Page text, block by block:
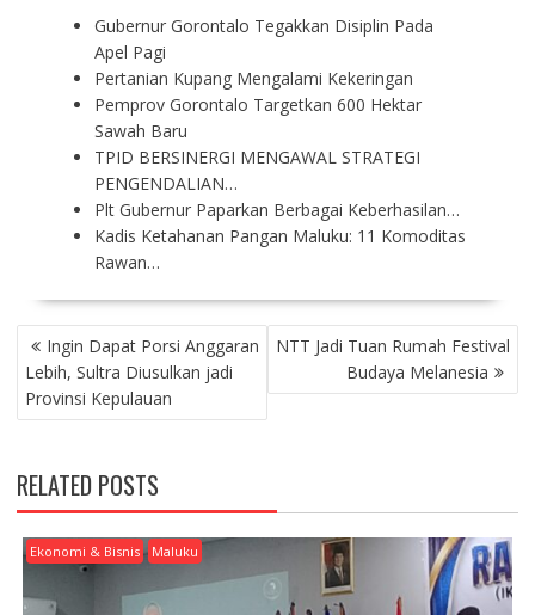
Gubernur Gorontalo Tegakkan Disiplin Pada
Apel Pagi
Pertanian Kupang Mengalami Kekeringan
Pemprov Gorontalo Targetkan 600 Hektar
Sawah Baru
TPID BERSINERGI MENGAWAL STRATEGI
PENGENDALIAN…
Plt Gubernur Paparkan Berbagai Keberhasilan…
Kadis Ketahanan Pangan Maluku: 11 Komoditas
Rawan…
P
O
S
T
A
V
I
G
A
T
Ingin Dapat Porsi Anggaran
Lebih, Sultra Diusulkan jadi
Provinsi Kepulauan
NTT Jadi Tuan Rumah Festival
Budaya Melanesia
RELATED POSTS
Ekonomi & Bisnis Maluku